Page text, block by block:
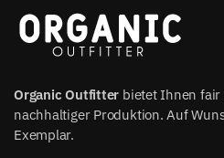
Organic Outfitter bietet Ihnen fair
nachhaltiger Produktion. Auf
Exemplar.